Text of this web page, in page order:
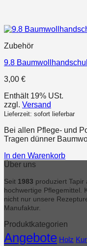
Zubehör
9.8
3,00 €
Enthält 19% USt.
zzgl. Versand
Lieferzeit: sofort lieferbar
Bei allen Pflege- und
Tragen dünner
In den Warenkorb
Über uns
Seit 1983 produziert Tapir
hochwertige Pflegemittel.
nicht nur unsere
Manufaktur.
Produktkategorien
Angebote Holz